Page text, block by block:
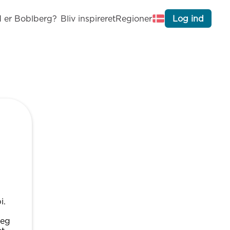
er Boblberg? Bliv inspireretRegioner Log ind